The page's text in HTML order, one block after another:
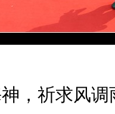
，祈求风